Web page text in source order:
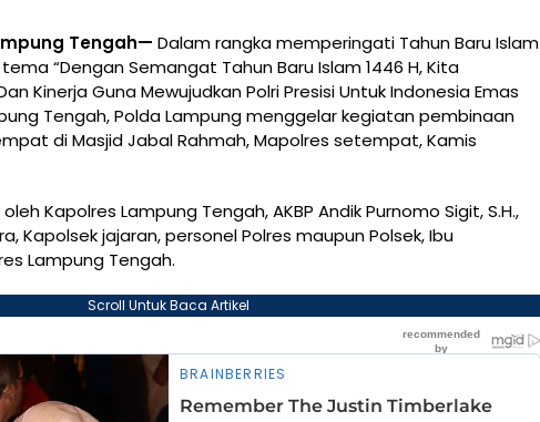
Tengah— Dalam rangka memperingati Tahun Baru Islam
“Dengan Semangat Tahun Baru Islam 1446 H, Kita
Kinerja Guna Mewujudkan Polri Presisi Untuk Indonesia Emas
Tengah, Polda Lampung menggelar kegiatan pembinaan
di Masjid Jabal Rahmah, Mapolres setempat, Kamis
Kapolres Lampung Tengah, AKBP Andik Purnomo Sigit, S.H.,
Kapolsek jajaran, personel Polres maupun Polsek, Ibu
Lampung Tengah.
Scroll Untuk Baca Artikel